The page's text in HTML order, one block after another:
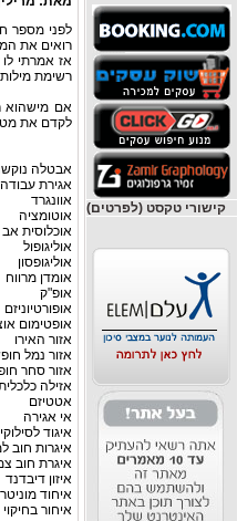
קישורי טקסט (לפרטים)
לפני מספר
רואים את
אז אמרתי
רשימת
אם מישהוא
לקדם את
אבטלה
אגירת עבודה
אוונגרד
אוטומציה
אוכלוסית אב
אוליגופול
אוליגופסון
אומדן מרווח
אופ"ק
אופורטיוניזם
אופטימום
אזור האירו
אזור נמל
אזור סחר
אזילה
אטטיזם
אי אגירה
איגוד
איגרות חוב
איגרת חוב
איזון דיבדנד
איחוד
איחור בחיקוי